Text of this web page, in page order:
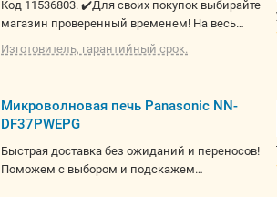
Код 11536803. ✔️Для своих покупок выбирайте
магазин проверенный временем! На весь
товар предоставляем 14 дней на проверку! Не
работаем с юр. лицами! О товаре:
отдельностоящая, микроволны, гриль и
микроволн 1000 Вт, управление электронное,
автоприготовление, авторазмораживание,
цвет белый
Изготовитель, гарантийный срок.
Микроволновая печь Panasonic NN-
DF37PWEPG
Быстрая доставка без ожиданий и переносов!
Поможем с выбором и подскажем